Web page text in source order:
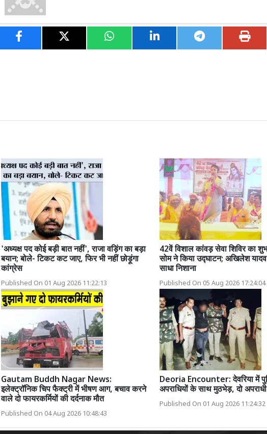
'अध्यक्ष पद कोई बड़ी बात नहीं', राजा वड़िंग का बड़ा
बयान; बोले- टिकट कट जाए, फिर भी नहीं छोड़ूंगा
कांग्रेस
Published On 01 Aug 2026 11:22:13
42वें विशाल कांवड़ सेवा शिविर का
सोम ने किया उद्घाटन; अखिलेश
साधा निशाना
Published On 05 Aug 2026 17:24:04
Gautam Buddh Nagar News:
इलेक्ट्रॉनिक चिप फैक्ट्री में भीषण आग, बचाव करने
वाले दो फायरकर्मियों की दर्दनाक मौत
Published On 04 Aug 2026 10:48:43
Deoria Encounter: देवरिया में
अपराधियों के साथ मुठभेड़, दो अपराधी
Published On 01 Aug 2026 11:24:32